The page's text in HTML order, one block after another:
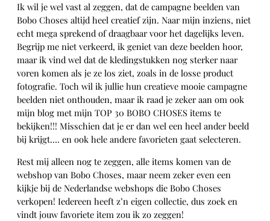
Ik wil je wel vast al zeggen, dat de campagne beelden van
Bobo Choses altijd heel creatief zijn. Naar mijn inziens, niet
echt mega sprekend of draagbaar voor het dagelijks leven.
Begrijp me niet verkeerd, ik geniet van deze beelden hoor,
maar ik vind wel dat de kledingstukken nog sterker naar
voren komen als je ze los ziet, zoals in de losse product
fotografie. Toch wil ik jullie hun creatieve mooie campagne
beelden niet onthouden, maar ik raad je zeker aan om ook
mijn blog met mijn TOP 30 BOBO CHOSES items te
bekijken!!! Misschien dat je er dan wel een heel ander beeld
bij krijgt…. en ook hele andere favorieten gaat selecteren.
Rest mij alleen nog te zeggen, alle items komen van de
webshop van Bobo Choses, maar neem zeker even een
kijkje bij de Nederlandse webshops die Bobo Choses
verkopen! Iedereen heeft z’n eigen collectie, dus zoek en
vindt jouw favoriete item zou ik zo zeggen!